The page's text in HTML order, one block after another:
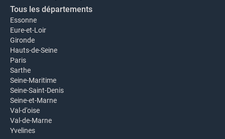
Tous les départements
Essonne
Eure-et-Loir
Gironde
Hauts-de-Seine
Paris
Sarthe
Seine-Maritime
Seine-Saint-Denis
Seine-et-Marne
Val-d'oise
Val-de-Marne
Yvelines